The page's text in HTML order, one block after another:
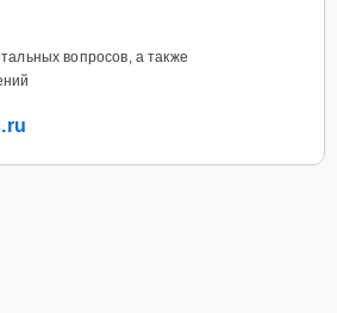
вопросов, а также